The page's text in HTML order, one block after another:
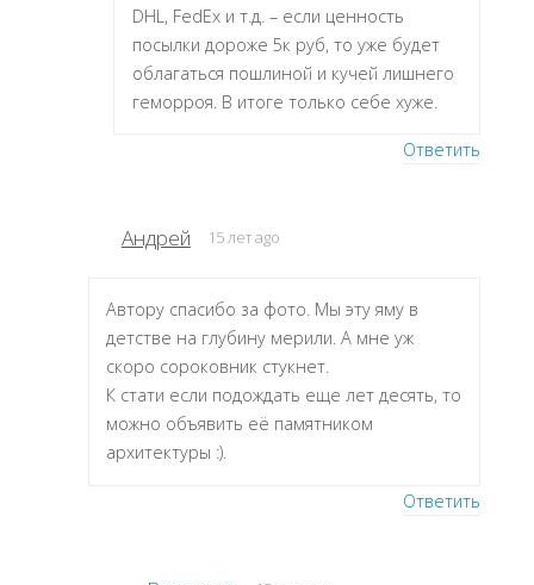
DHL, FedEx и т.д. – если ценность
посылки дороже 5к руб, то уже будет
облагаться пошлиной и кучей лишнего
геморроя. В итоге только себе хуже.
Ответить
Андрей 15 лет ago
Автору спасибо за фото. Мы эту яму в
детстве на глубину мерили. А мне уж
скоро сороковник стукнет.
К стати если подождать еще лет десять, то
можно объявить её памятником
архитектуры :).
Ответить